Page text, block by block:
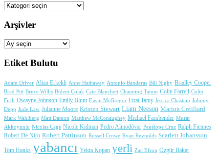
Kategoriler
Arşivler
Arşivler
Etiket Bulutu
Adam Driver Altan Erkekli Anne Hathaway Antonio Banderas Bill Nighy Bradley Cooper
Brad Pitt Bruce Willis Bülent Çolak Cate Blanchett Channing Tatum Colin Farrell Colin
Firth Dwayne Johnson Emily Blunt Ewan McGregor Fırat Tanış Jessica Chastain Johnny
Depp Jude Law Julianne Moore Kristen Stewart Liam Neeson Marion Cotillard
Mark Wahlberg Matt Damon Matthew McConaughey Michael Fassbender Murat
Akkoyunlu Nicolas Cage Nicole Kidman Pedro Almodóvar Penélope Cruz Ralph Fiennes
Robert De Niro Robert Pattinson Russell Crowe Ryan Reynolds Scarlett Johansson
Tom Hanks yabancı Yekta Kopan yerli Zac Efron Özgür Bakar